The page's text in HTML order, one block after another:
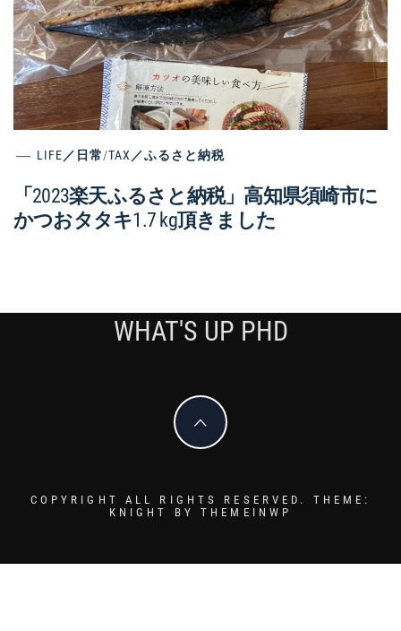
LIFE／日常/TAX／ふるさと納税
「2023楽天ふるさと納税」高知県須崎市に
かつおタタキ1.7 kg頂きました
WHAT'S UP PHD
COPYRIGHT ALL RIGHTS RESERVED. THEME:
KNIGHT BYTHEMEINWP